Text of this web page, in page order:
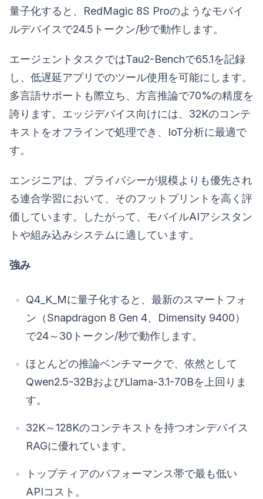
量子化すると、RedMagic 8S Proのようなモバイ
ルデバイスで24.5トークン/秒で動作します。
エージェントタスクではTau2-Benchで65.1を記録
し、低遅延アプリでのツール使用を可能にします。
多言語サポートも際立ち、方言推論で70%の精度を
誇ります。エッジデバイス向けには、32Kのコンテ
キストをオフラインで処理でき、IoT分析に最適で
す。
エンジニアは、プライバシーが規模よりも優先され
る連合学習において、そのフットプリントを高く評
価しています。したがって、モバイルAIアシスタン
トや組み込みシステムに適しています。
強み
Q4_K_Mに量子化すると、最新のスマートフォ
ン（Snapdragon 8 Gen 4、Dimensity 9400）
で24～30トークン/秒で動作します。
ほとんどの推論ベンチマークで、依然として
Qwen2.5-32BおよびLlama-3.1-70Bを上回りま
す。
32K～128Kのコンテキストを持つオンデバイス
RAGに優れています。
トップティアのパフォーマンス帯で最も低い
APIコスト。